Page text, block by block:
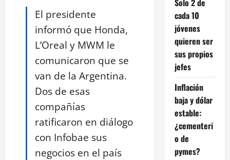
El presidente
informó que Honda,
L’Oreal y MWM le
comunicaron que se
van de la Argentina.
Dos de esas
compañías
ratificaron en diálogo
con Infobae sus
negocios en el país
cada 10
jóvenes
quieren ser
sus propios
jefes
Inflación
baja y dólar
estable:
¿cementeri
o de
pymes?